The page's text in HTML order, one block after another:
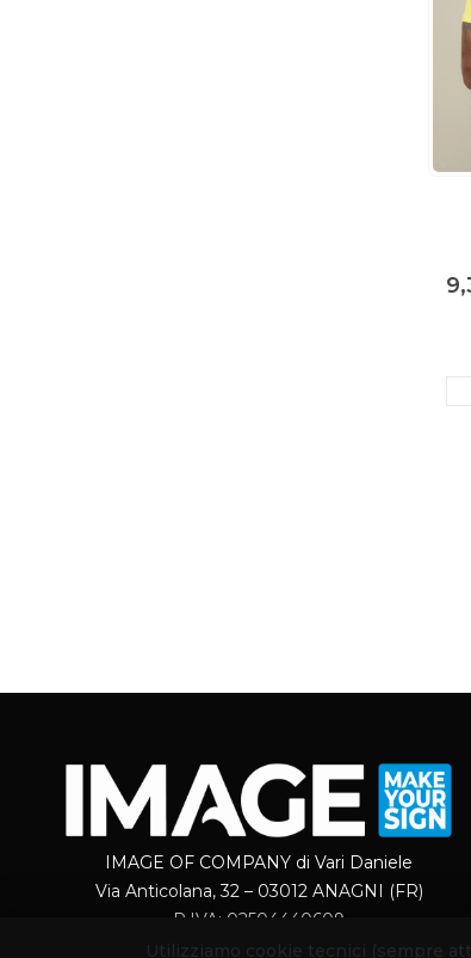
IMAGE OF COMPANY di Vari Daniele
Via Anticolana, 32 – 03012 ANAGNI (FR)
P.IVA: 02504440609
Utilizziamo cookie tecnici (sempre